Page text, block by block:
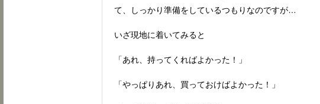
て、しっかり準備をしているつもりなのですが…
いざ現地に着いてみると
「あれ、持ってくればよかった！」
「やっぱりあれ、買っておけばよかった！」